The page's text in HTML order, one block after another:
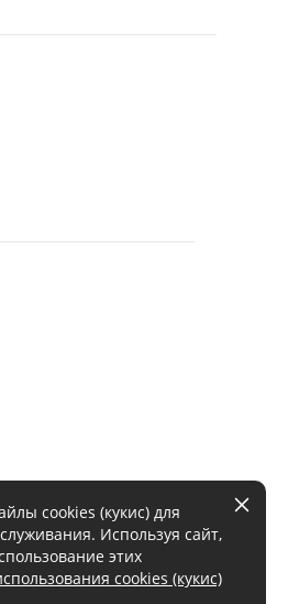
cookies (кукис) для
Используя сайт,
этих
cookies (кукис)